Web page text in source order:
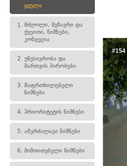
ყველა
1. მძღოლი, მგზავრი და
ქვეითი, ნიშნები,
კონვეცია
2. უწესივრობა და
მართვის პირობები
3. მაფრთხილებელი
ნიშნები
4. პრიორიტეტის ნიშნები
5. ამკრძალავი ნიშნები
6. მიმთითებელი ნიშნები
#154